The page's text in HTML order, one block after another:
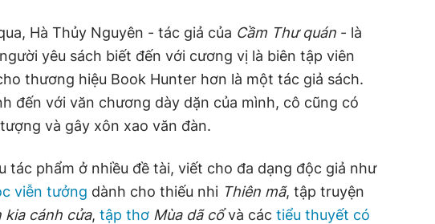
Hà Thủy Nguyên - tác giả của Cầm Thư quán - là
yêu sách biết đến với cương vị là biên tập viên
thương hiệu Book Hunter hơn là một tác giả sách.
đến với văn chương dày dặn của mình, cô cũng có
và gây xôn xao văn đàn.
tác phẩm ở nhiều đề tài, viết cho đa dạng độc giả như
viễn tưởng dành cho thiếu nhi Thiên mã, tập truyện
kia cánh cửa, tập thơ Mùa dã cổvà các tiểu thuyết có